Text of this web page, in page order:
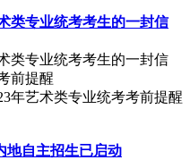
类专业统考考生的一封信
类专业统考考生的一封信
年艺术类专业统考考前提醒
地自主招生已启动